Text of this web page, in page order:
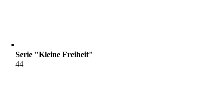
Serie "Kleine Freiheit"
44